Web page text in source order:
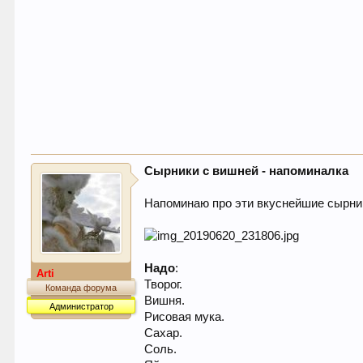
Arti
Команда форума
Администратор
Сырники с вишней - напоминалка
Напоминаю про эти вкуснейшие
Надо:
Творог.
Вишня.
Рисовая мука.
Сахар.
Соль.